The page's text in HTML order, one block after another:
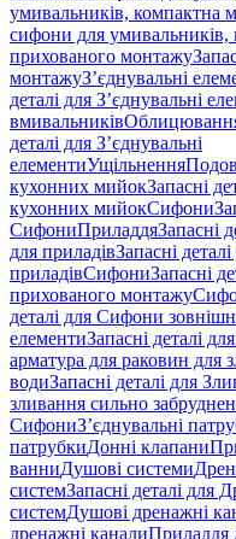
умивальників, компактна
сифони для умивальників,
прихованого монтажу
монтажуЗ’єднувальні
деталі для З’єднувальні
вмивальників
деталі для З’єднувальні
елементиУщільнення
кухонних мийокЗапасні
кухонних мийокСифони
СифониПриладдяЗапасні
для приладівЗапасні
приладівСифониЗапасні
прихованого монтажу
деталі для Сифони
елементиЗапасні деталі
арматура для раковин для
водиЗапасні деталі для
зливання сильно
СифониЗ’єднувальні
патрубкиДонні клапани
ванниДушові системи
системЗапасні деталі для
системДушові дренажні
дренажні каналиПриладдя